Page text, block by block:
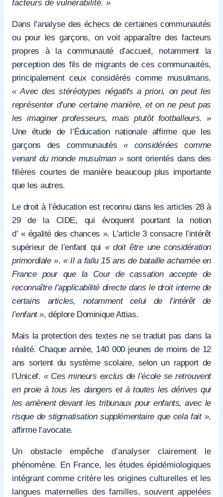
facteurs de vulnérabilité. »
Dans l’analyse des échecs de certaines communautés
ou pour les garçons, on voit apparaître des facteurs
propres à la communauté d’accueil, notamment la
perception des fils de migrants de ces communautés,
principalement ceux considérés comme musulmans.
« Avec des stéréotypes négatifs a priori, on peut les
représenter d’une certaine manière, et on ne peut pas
les imaginer professeurs, mais plutôt footballeurs. »
Une étude de l’Éducation nationale affirme que les
garçons des communautés« considérées comme
venant du monde musulman » sont orientés dans des
filières courtes de manière beaucoup plus importante
que les autres.
Le droit à l’éducation est reconnu dans les articles 28 à
29 de la CIDE, qui évoquent pourtant la notion
d’ « égalité des chances ». L’article 3 consacre l’intérêt
supérieur de l’enfant qui « doit être une considération
primordiale ». « Il a fallu 15 ans de bataille acharnée en
France pour que la Cour de cassation accepte de
reconnaître l’applicabilité directe dans le droit interne de
certains articles, notamment celui de l’intérêt de
l’enfant », déplore Dominique Attias.
Mais la protection des textes ne se traduit pas dans la
réalité. Chaque année, 140 000 jeunes de moins de 12
ans sortent du système scolaire, selon un rapport de
l’Unicef. « Ces mineurs exclus de l’école se retrouvent
en proie à tous les dangers et à toutes les dérives qui
les amènent devant les tribunaux pour enfants, avec le
risque de stigmatisation supplémentaire que cela fait »,
affirme l’avocate.
Un obstacle empêche d’analyser clairement le
phénomène. En France, les études épidémiologiques
intégrant comme critère les origines culturelles et les
langues maternelles des familles, souvent appelées